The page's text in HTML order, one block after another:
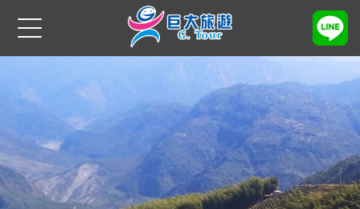
主題項目
登山健行生態
運動旅遊
綠色環保